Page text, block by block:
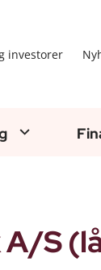
investorer
S